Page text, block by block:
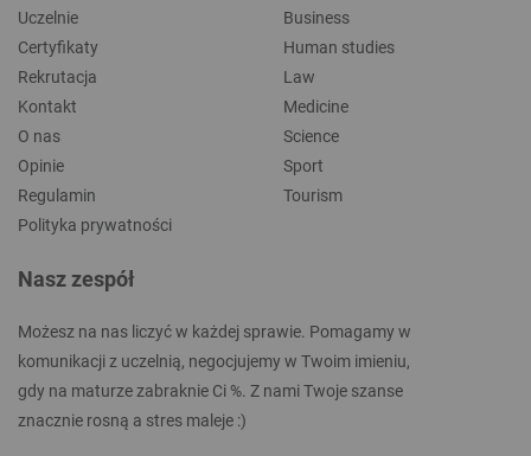
Uczelnie
Certyfikaty
Rekrutacja
Kontakt
O nas
Opinie
Regulamin
Polityka prywatności
Business
Human studies
Law
Medicine
Science
Sport
Tourism
Nasz zespół
Możesz na nas liczyć w każdej sprawie. Pomagamy w
komunikacji z uczelnią, negocjujemy w Twoim imieniu,
gdy na maturze zabraknie Ci %. Z nami Twoje szanse
znacznie rosną a stres maleje :)